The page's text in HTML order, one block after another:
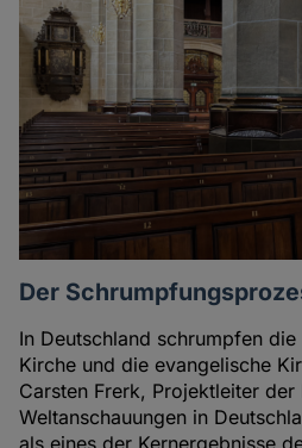
Der
In Deutschland schrumpfen
Kirche und die evangelische
Carsten Frerk, Projektleiter
Weltanschauungen in